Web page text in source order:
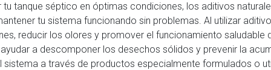
tu tanque séptico en óptimas condiciones, los aditivos
tu sistema funcionando sin problemas. Al utilizar
reducir los olores y promover el funcionamiento
a descomponer los desechos sólidos y prevenir la
sistema a través de productos especialmente formulados o